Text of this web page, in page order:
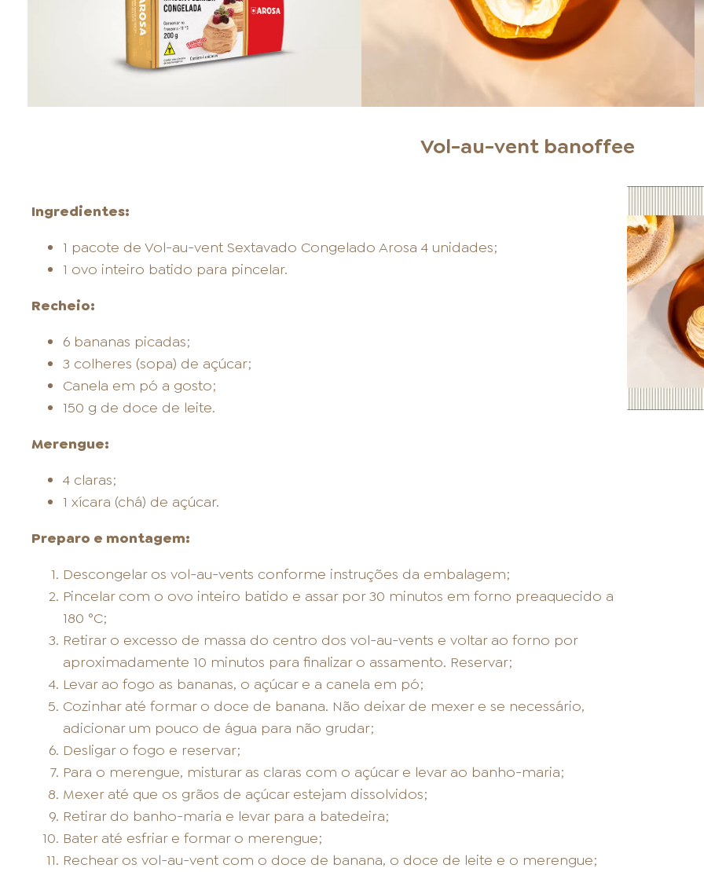
Vol-au-vent banoffee
Ingredientes:
1 pacote de Vol-au-vent Sextavado Congelado Arosa 4 unidades;
1 ovo inteiro batido para pincelar.
Recheio:
6 bananas picadas;
3 colheres (sopa) de açúcar;
Canela em pó a gosto;
150 g de doce de leite.
Merengue:
4 claras;
1 xícara (chá) de açúcar.
Preparo e montagem:
Descongelar os vol-au-vents conforme instruções da embalagem;
Pincelar com o ovo inteiro batido e assar por 30 minutos em forno preaquecido a
180 °C;
Retirar o excesso de massa do centro dos vol-au-vents e voltar ao forno por
aproximadamente 10 minutos para finalizar o assamento. Reservar;
Levar ao fogo as bananas, o açúcar e a canela em pó;
Cozinhar até formar o doce de banana. Não deixar de mexer e se necessário,
adicionar um pouco de água para não grudar;
Desligar o fogo e reservar;
Para o merengue, misturar as claras com o açúcar e levar ao banho-maria;
Mexer até que os grãos de açúcar estejam dissolvidos;
Retirar do banho-maria e levar para a batedeira;
Bater até esfriar e formar o merengue;
Rechear os vol-au-vent com o doce de banana, o doce de leite e o merengue;